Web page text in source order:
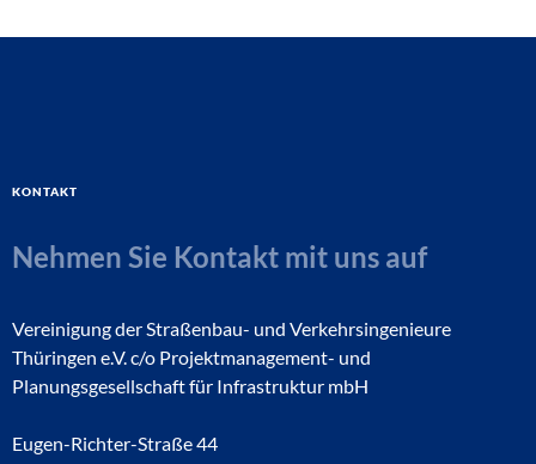
Kontakt
Nehmen Sie Kontakt mit uns auf
Vereinigung der Straßenbau- und Verkehrsingenieure
Thüringen e.V. c/o Projektmanagement- und
Planungsgesellschaft für Infrastruktur mbH
Eugen-Richter-Straße 44